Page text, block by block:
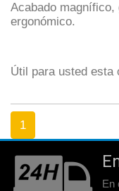
Acabado
ergonómico.
Útil para usted esta
1
En